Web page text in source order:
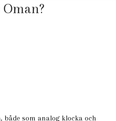
både som analog klocka och